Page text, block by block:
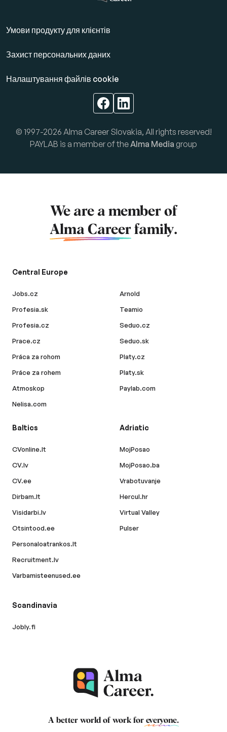
Умови продукту для клієнтів
Захист персональних даних
Налаштування файлів cookie
© 1997-2026 Alma Career Slovakia, All rights reserved!
PAYLAB is a member of the Alma Media group
We are a member of
Alma Career family.
Central Europe
Jobs.cz
Profesia.sk
Profesia.cz
Prace.cz
Práca za rohom
Práce za rohem
Atmoskop
Nelisa.com
Arnold
Teamio
Seduo.cz
Seduo.sk
Platy.cz
Platy.sk
Paylab.com
Baltics
CVonline.lt
CV.lv
CV.ee
Dirbam.lt
Visidarbi.lv
Otsintood.ee
Personaloatrankos.lt
Recruitment.lv
Varbamisteenused.ee
Adriatic
MojPosao
MojPosao.ba
Vrabotuvanje
Hercul.hr
Virtual Valley
Pulser
Scandinavia
Jobly.fi
A better world of work for everyone.